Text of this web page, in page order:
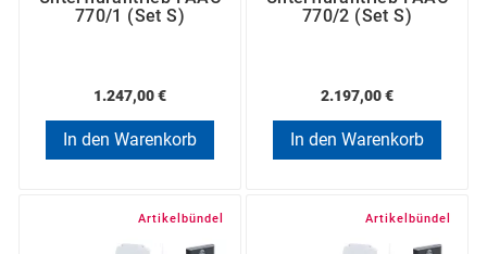
770/1 (Set S)
1.247,00 €
In den Warenkorb
770/2 (Set S)
2.197,00 €
In den Warenkorb
Artikelbündel Artikelbündel